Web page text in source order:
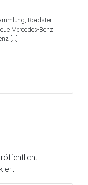
Roadster
Mercedes-Benz
[…]